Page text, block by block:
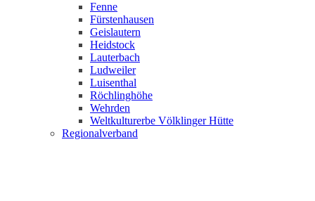
Fenne
Fürstenhausen
Geislautern
Heidstock
Lauterbach
Ludweiler
Luisenthal
Röchlinghöhe
Wehrden
Weltkulturerbe Völklinger Hütte
Regionalverband